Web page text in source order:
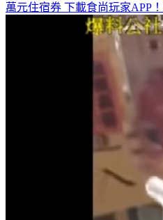
萬元住宿券 下載食尚玩家APP